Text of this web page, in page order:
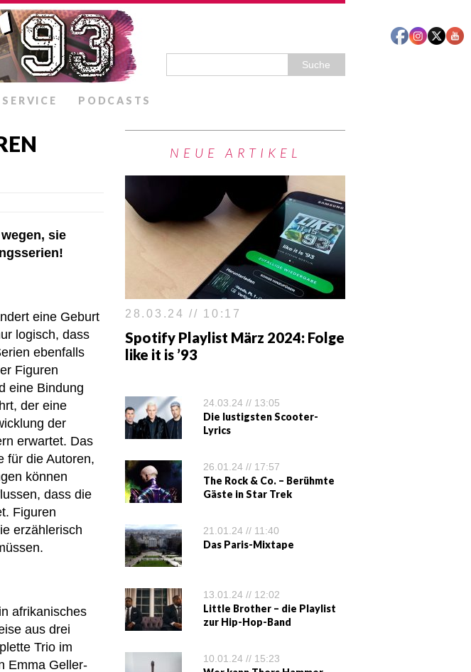
SERVICE PODCASTS
S
sie
eine Geburt
logisch, dass
ebenfalls
Figuren
eine Bindung
der eine
der
erwartet. Das
für die Autoren,
können
dass die
Figuren
erzählerisch
afrikanisches
aus drei
Trio im
Emma Geller-
NEUE ARTIKEL
28.03.24 // 10:17
Spotify Playlist März 2024: Folge
like it is ’93
24.03.24 // 13:05
Die lustigsten Scooter-
Lyrics
26.01.24 // 17:57
The Rock & Co. – Berühmte
Gäste in Star Trek
21.01.24 // 11:40
Das Paris-Mixtape
13.01.24 // 12:02
Little Brother – die Playlist
zur Hip-Hop-Band
10.01.24 // 15:23